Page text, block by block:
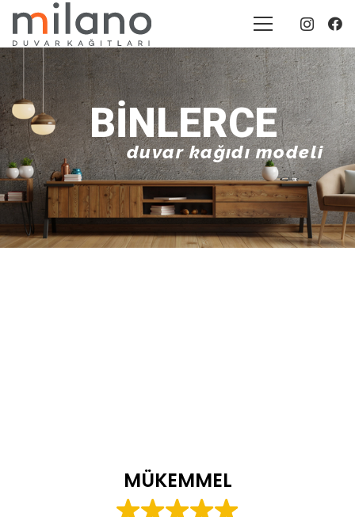
BINLERCE
duvar kağıdı modeli
MÜKEMMEL